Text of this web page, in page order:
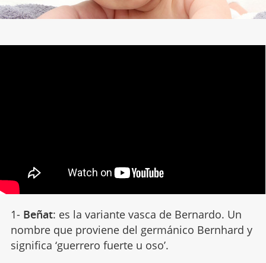
1- Beñat: es la variante vasca de Bernardo. Un
nombre que proviene del germánico Bernhard y
significa ‘guerrero fuerte u oso’.